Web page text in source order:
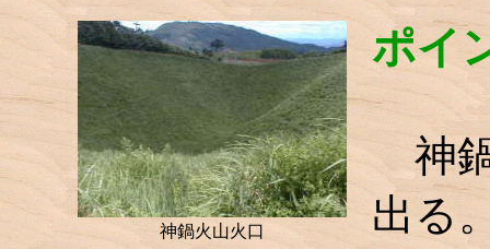
神鍋火山火口
ポイ
神鍋
出る